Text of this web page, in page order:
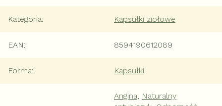
Kategoria: Kapsułki ziołowe
EAN: 8594190612089
Forma: Kapsułki
Angina
Naturalny